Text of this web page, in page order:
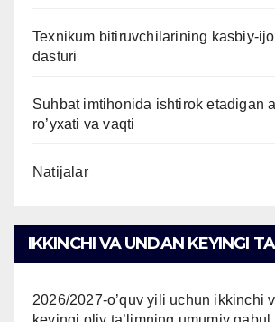
Texnikum bitiruvchilarining kasbiy-
dasturi
Suhbat imtihonida ishtirok etadigan
ro’yxati va vaqti
Natijalar
IKKINCHI VA UNDAN KEYINGI
2026/2027-o’quv yili uchun ikkinchi